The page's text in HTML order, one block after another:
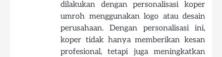
dilakukan dengan personalisasi koper
umroh menggunakan logo atau desain
perusahaan. Dengan personalisasi ini,
koper tidak hanya memberikan kesan
profesional, tetapi juga meningkatkan